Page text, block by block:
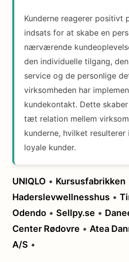
Kunderne reagerer positivt
indsats for at skabe en
nærværende
den individuelle tilgang,
service og de personlige
virksomheden har
kundekontakt. Dette
tæt relation mellem
kunderne, hvilket
loyale kunder.
UNIQLO • Kursusfabrikken
Haderslevwellnesshus •
Odendo • Sellpy.se •
Center Rødovre • Atea
A/S •